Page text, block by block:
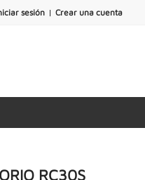
sesión | Crear una cuenta
RC30S